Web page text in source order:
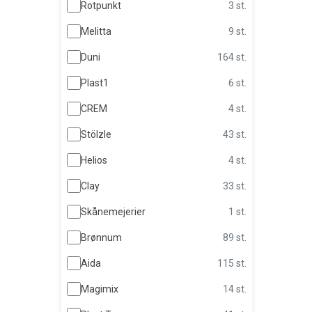
Rotpunkt 3 st.
Melitta 9 st.
Duni 164 st.
Plast1 6 st.
CREM 4 st.
Stölzle 43 st.
Helios 4 st.
Clay 33 st.
Skånemejerier 1 st.
Brønnum 89 st.
Aida 115 st.
Magimix 14 st.